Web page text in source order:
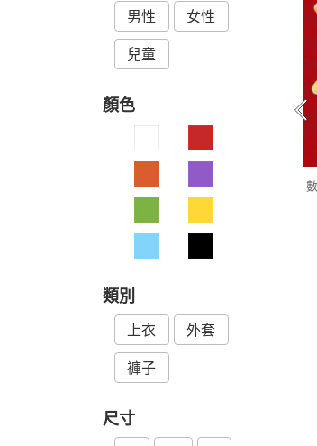
男性 女性
兒童
顏色
類別
上衣 外套
褲子
尺寸